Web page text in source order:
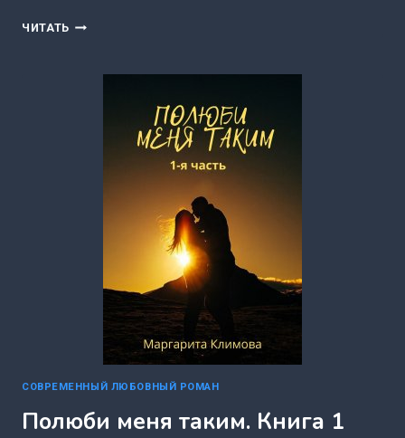
ЧИТАТЬ УБИТЬ
КЛИМОВА)
СОВРЕМЕННЫЙ ЛЮБОВНЫЙ РОМАН
Полюби меня таким. Книга 1